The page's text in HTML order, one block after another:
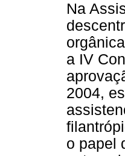
Na
a IV
2004,
o papel